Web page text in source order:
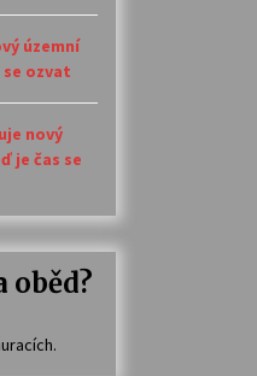
územní
se ozvat
nový
je čas se
oběd?